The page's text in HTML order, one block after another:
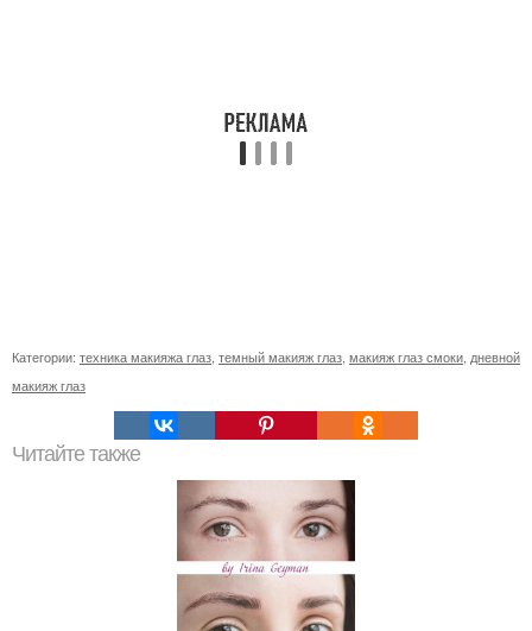
Категории: техника макияжа глаз темный макияж глаз макияж глаз смоки дневной
макияж глаз
Читайте также